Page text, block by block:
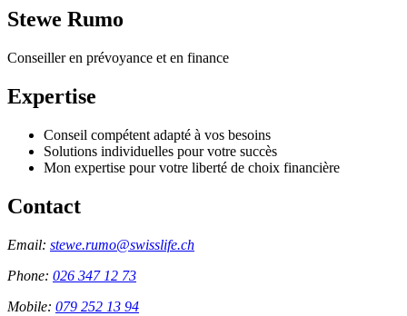
Stewe Rumo
Conseiller en prévoyance et en finance
Expertise
Conseil compétent adapté à vos besoins
Solutions individuelles pour votre succès
Mon expertise pour votre liberté de choix financière
Contact
Email: stewe.rumo@swisslife.ch
Phone: 026 347 12 73
Mobile: 079 252 13 94